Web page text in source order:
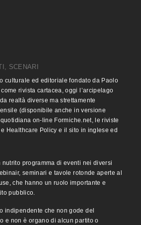
SCENARI
culturale ed editoriale fondato da Paolo
rivista cartacea, oggi l’arcipelago
realtà diverse ma strettamente
(disponibile anche in versione
on-line Formiche.net, le riviste
Healthcare Policy e il sito in inglese ed
nutrito programma di eventi nei diversi
seminari e tavole rotonde aperte al
che hanno un ruolo importante e
pubblico.
indipendente che non gode del
e non è organo di alcun partito o